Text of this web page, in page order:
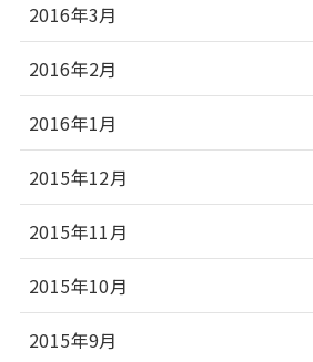
2016年3月
2016年2月
2016年1月
2015年12月
2015年11月
2015年10月
2015年9月